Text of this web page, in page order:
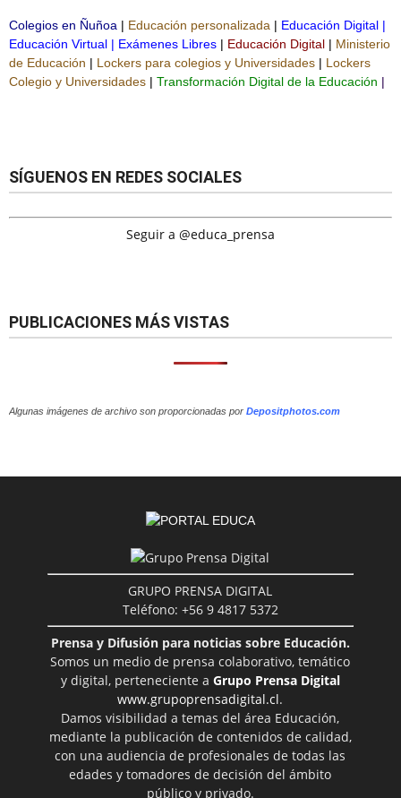
Colegios en Ñuñoa | Educación personalizada | Educación Digital |
Educación Virtual | Exámenes Libres | Educación Digital | Ministerio
de Educación | Lockers para colegios y Universidades | Lockers
Colegio y Universidades | Transformación Digital de la Educación |
SÍGUENOS EN REDES SOCIALES
Seguir a @educa_prensa
PUBLICACIONES MÁS VISTAS
Algunas imágenes de archivo son proporcionadas por Depositphotos.com
GRUPO PRENSA DIGITAL
Teléfono: +56 9 4817 5372
Prensa y Difusión para noticias sobre Educación.
Somos un medio de prensa colaborativo, temático
y digital, perteneciente a Grupo Prensa Digital
www.grupoprensadigital.cl.
Damos visibilidad a temas del área Educación,
mediante la publicación de contenidos de calidad,
con una audiencia de profesionales de todas las
edades y tomadores de decisión del ámbito
público y privado.